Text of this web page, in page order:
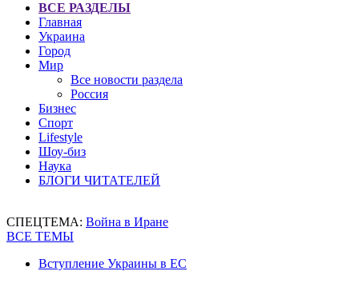
ВСЕ РАЗДЕЛЫ
Главная
Украина
Город
Мир
Все новости раздела
Россия
Бизнес
Спорт
Lifestyle
Шоу-биз
Наука
БЛОГИ ЧИТАТЕЛЕЙ
СПЕЦТЕМА: Война в Иране
ВСЕ ТЕМЫ
Вступление Украины в ЕС